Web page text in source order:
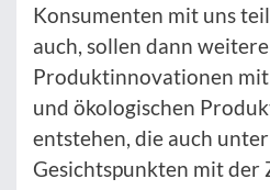
Konsumenten mit uns
auch, sollen dann weitere
Produktinnovationen
und ökologischen
entstehen, die auch
Gesichtspunkten mit der